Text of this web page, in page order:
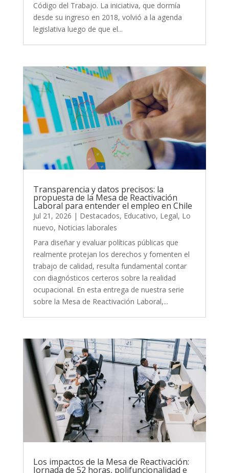
Código del Trabajo. La iniciativa, que dormía
desde su ingreso en 2018, volvió a la agenda
legislativa luego de que el...
Transparencia y datos precisos: la
propuesta de la Mesa de Reactivación
Laboral para entender el empleo en Chile
Jul 21, 2026 | Destacados, Educativo, Legal, Lo
nuevo, Noticias laborales
Para diseñar y evaluar políticas públicas que
realmente protejan los derechos y fomenten el
trabajo de calidad, resulta fundamental contar
con diagnósticos certeros sobre la realidad
ocupacional. En esta entrega de nuestra serie
sobre la Mesa de Reactivación Laboral,...
Los impactos de la Mesa de Reactivación:
Jornada de 52 horas, polifuncionalidad e